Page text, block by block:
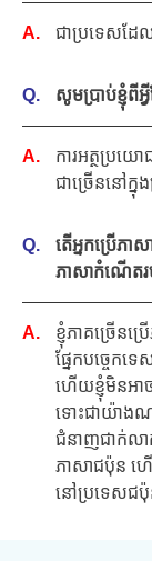
ជាប្រទេសដ
សូមប្រាប់ខ្ញុំពី
ការអត្ថប្រយ
ជាច្រើននៅក្
តើអ្នកប្រើភាស
ភាសាកំណើតរ
ខ្ញុំភាគច្រើនប្
ផ្នែកបច្ចេក
ហើយខ្ញុំមិនអា
ទោះជាយ៉ាងណ
ជំនាញជាក់លា
ភាសាជប៉ុន ហើ
នៅ​ប្រទេស​ជប៉ុ